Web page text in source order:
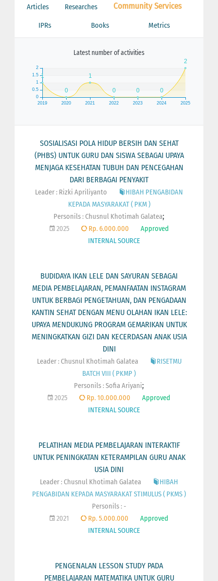
Articles Researches Community Services
IPRs Books Metrics
Latest number of activities
SOSIALISASI POLA HIDUP BERSIH DAN SEHAT
(PHBS) UNTUK GURU DAN SISWA SEBAGAI UPAYA
MENJAGA KESEHATAN TUBUH DAN PENCEGAHAN
DARI BERBAGAI PENYAKIT
Leader : Rizki Apriliyanto
HIBAH PENGABIDAN
KEPADA MASYARAKAT ( PKM )
Personils :Chusnul Khotimah Galatea;
2025 Rp. 6.000.000
Approved
INTERNAL SOURCE
BUDIDAYA IKAN LELE DAN SAYURAN SEBAGAI
MEDIA PEMBELAJARAN, PEMANFAATAN INSTAGRAM
UNTUK BERBAGI PENGETAHUAN, DAN PENGADAAN
KANTIN SEHAT DENGAN MENU OLAHAN IKAN LELE:
UPAYA MENDUKUNG PROGRAM GEMARIKAN UNTUK
MENINGKATKAN GIZI DAN KECERDASAN ANAK USIA
DINI
Leader : Chusnul Khotimah Galatea
RISETMU
BATCH VIII ( PKMP )
Personils :Sofia Ariyani;
2025 Rp. 10.000.000
Approved
INTERNAL SOURCE
PELATIHAN MEDIA PEMBELAJARAN INTERAKTIF
UNTUK PENINGKATAN KETERAMPILAN GURU ANAK
USIA DINI
Leader : Chusnul Khotimah Galatea
HIBAH
PENGABIDAN KEPADA MASYARAKAT STIMULUS ( PKMS )
Personils : -
2021
Rp. 5.000.000
Approved
INTERNAL SOURCE
PENGENALAN LESSON STUDY PADA
PEMBELAJARAN MATEMATIKA UNTUK GURU